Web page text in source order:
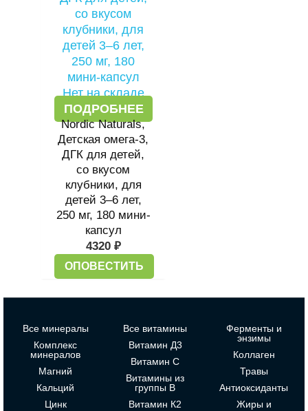
Нет на складе
ПОДРОБНЕЕ
Nordic Naturals,
Детская омега-3,
ДГК для детей,
со вкусом
клубники, для
детей 3–6 лет,
250 мг, 180 мини-
капсул
4320 ₽
ОПОВЕСТИТЬ
Все минералы
Комплекс
минералов
Магний
Кальций
Цинк
Все витамины
Витамин Д3
Витамин С
Витамины из
группы В
Витамин К2
Ферменты и
энзимы
Коллаген
Травы
Антиоксиданты
Жиры и